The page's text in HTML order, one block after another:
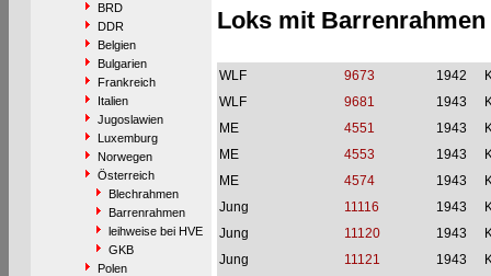
BRD
DDR
Belgien
Bulgarien
Frankreich
Italien
Jugoslawien
Luxemburg
Norwegen
Österreich
Blechrahmen
Barrenrahmen
leihweise bei HVE
GKB
Polen
Loks mit Barrenrahmen
WLF 9673 1942
WLF
9681 1943
ME
4551 1943
ME
4553 1943
ME
4574 1943
Jung
11116 1943
Jung
11120 1943
Jung
11121 1943